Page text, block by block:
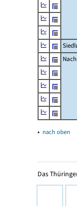
▴ nach oben
Das